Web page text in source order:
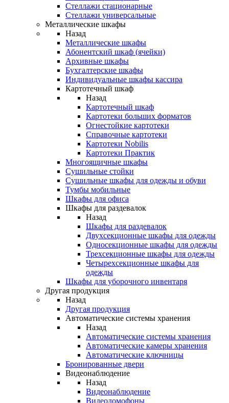
Стеллажи стационарные
Стеллажи универсальные
Металлические шкафы
Назад
Металлические шкафы
Абонентский шкаф (ячейки)
Архивные шкафы
Бухгалтерские шкафы
Индивидуальные шкафы кассира
Картотечный шкаф
Назад
Картотечный шкаф
Картотеки больших форматов
Огнестойкие картотеки
Справочные картотеки
Картотеки Nobilis
Картотеки Практик
Многоящичные шкафы
Сушильные стойки
Сушильные шкафы для одежды и обуви
Тумбы мобильные
Шкафы для офиса
Шкафы для раздевалок
Назад
Шкафы для раздевалок
Двухсекционные шкафы для одежды
Односекционные шкафы для одежды
Трехсекционные шкафы для одежды
Четырехсекционные шкафы для
одежды
Шкафы для уборочного инвентаря
Другая продукция
Назад
Другая продукция
Автоматические системы хранения
Назад
Автоматические системы хранения
Автоматические камеры хранения
Автоматические ключницы
Бронированные двери
Видеонаблюдение
Назад
Видеонаблюдение
Видеодомофоны